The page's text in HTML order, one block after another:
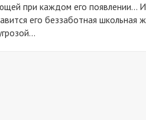
при каждом его появлении...
его беззаботная школьная